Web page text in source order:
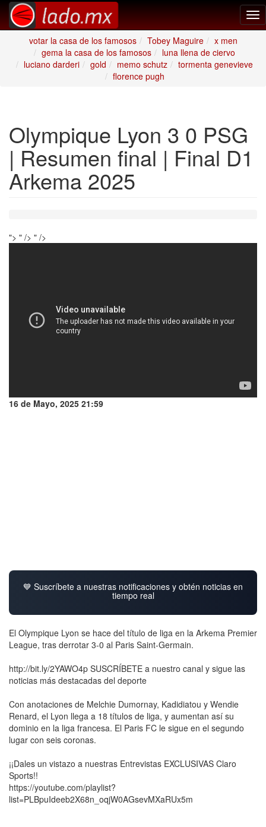
votar la casa de los famosos
Tobey Maguire
x men
gema la casa de los famosos
luna llena de ciervo
luciano darderi
gold memo schutz
tormenta genevieve
florence pugh
Olympique Lyon 3 0 PSG
| Resumen final | Final D1
Arkema 2025
"> " /> " />
16 de Mayo, 2025 21:59
💙 Suscríbete a nuestras notificaciones y obtén noticias en
tiempo real
El Olympique Lyon se hace del título de liga en la Arkema Premier
League, tras derrotar 3-0 al Paris Saint-Germain.
http://bit.ly/2YAWO4p SUSCRÍBETE a nuestro canal y sigue las
noticias más destacadas del deporte
Con anotaciones de Melchie Dumornay, Kadidiatou y Wendie
Renard, el Lyon llega a 18 títulos de liga, y aumentan así su
dominio en la liga francesa. El Paris FC le sigue en el segundo
lugar con seis coronas.
¡¡Dales un vistazo a nuestras Entrevistas EXCLUSIVAS Claro
Sports!!
https://youtube.com/playlist?
list=PLBpuIdeeb2X68n_oqjW0AGsevMXaRUx5m